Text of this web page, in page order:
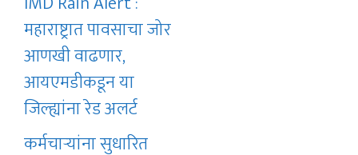
महाराष्ट्रात पावसाचा जोर
आणखी वाढणार,
आयएमडीकडून या
जिल्ह्यांना रेड अलर्ट
कर्मचाऱ्यांना सुधारित